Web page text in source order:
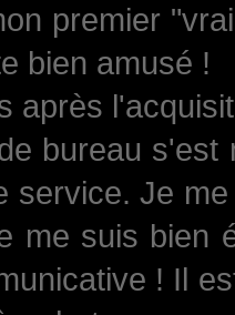
premier
bien amusé !
après
bureau
service. Je
me suis bien
! Il